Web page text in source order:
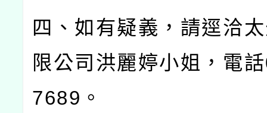
四、如有疑義，請逕洽
限公司洪麗婷小姐，電話
7689 。